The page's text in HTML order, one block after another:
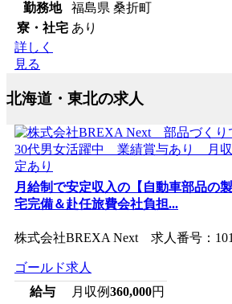
勤務地
福島県 桑折町
寮・社宅 あり
詳しく
見る
北海道・東北の求人
月給制で安定収入の【自動車部品の
宅完備＆赴任旅費会社負担...
株式会社BREXA Next 求人番号：
ゴールド求人
給与
月収例360,000円